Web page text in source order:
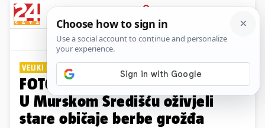
PRIJAVA
Galerija Komentari
VELIKI POVRATAK
FOTO Evo kako je to nekad bilo:
U Murskom Središću oživjeli
stare običaje berbe grožđa